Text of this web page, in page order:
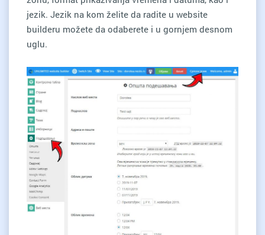
jezik. Jezik na kom želite da radite u website
builderu možete da odaberete i u gornjem desnom
uglu.